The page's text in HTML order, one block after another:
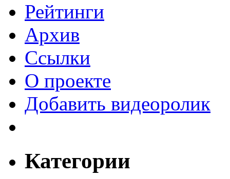
Рейтинги
Архив
Ссылки
О проекте
Добавить видеоролик
Категории